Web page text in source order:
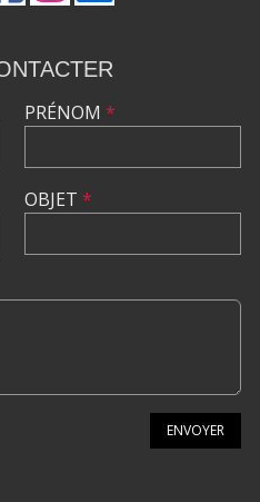
PRÉNOM *
OBJET *
ENVOYER